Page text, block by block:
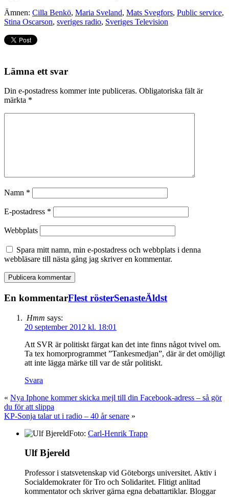
Ämnen: Cilla Benkö, Maria Sveland, Mats Svegfors, Public service,
Stina Oscarson, sveriges radio, Sveriges Television
Lämna ett svar
Din e-postadress kommer inte publiceras. Obligatoriska fält är
märkta *
Namn *
E-postadress *
Webbplats
Spara mitt namn, min e-postadress och webbplats i denna
webbläsare till nästa gång jag skriver en kommentar.
En kommentarFlest rösterSenasteÄldst
Hmm says:
20 september 2012 kl. 18:01
Att SVR är politiskt färgat kan det inte finns något tvivel om.
Ta tex homorprogrammet ”Tankesmedjan”, där är det omöjligt
att inte lägga märke till var de står politiskt.
Svara
« Nya Iphone kommer skicka mejl till din Facebook-adress – så gör
du för att slippa
KP-Sonja talar ut i radio – 40 år senare »
Foto: Carl-Henrik Trapp
Ulf Bjereld
Professor i statsvetenskap vid Göteborgs universitet. Aktiv i
Socialdemokrater för Tro och Solidaritet. Flitigt anlitad
kommentator och skriver gärna egna debattartiklar. Bloggar